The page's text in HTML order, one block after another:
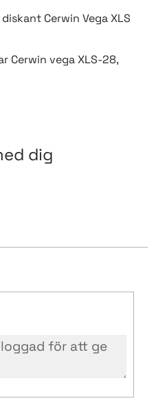
Cerwin Vega XLS
Cerwin vega XLS-28,
dig